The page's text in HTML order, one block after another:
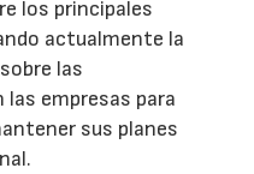
los principales
actualmente la
las
empresas para
sus planes